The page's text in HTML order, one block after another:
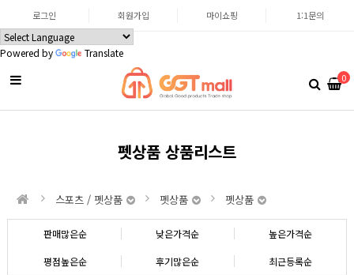
Powered by Translate
로그인 회원가입 마이쇼핑 1:1문의
0
펫상품 상품리스트
스포츠 / 펫상품 펫상품 펫상품
판매많은순 낮은가격순 높은가격순
평점높은순 후기많은순 최근등록순